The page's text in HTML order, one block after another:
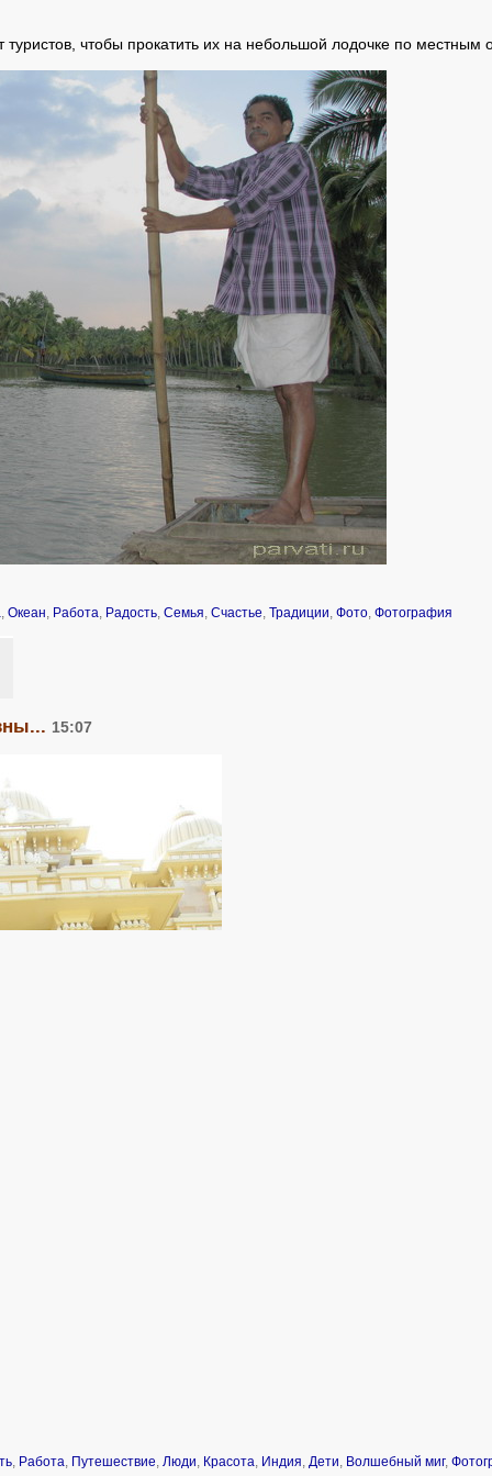
туристов, чтобы прокатить их на небольшой лодочке по местным
Океан Работа Радость Семья Счастье Традиции Фото Фотография
15:07
Работа Путешествие Люди Красота Индия Дети Волшебный миг,